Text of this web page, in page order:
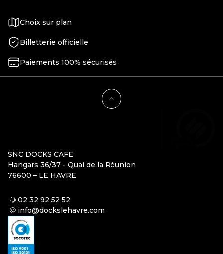
Choix sur plan
Billetterie officielle
Paiements 100% sécurisés
SNC DOCKS CAFE
Hangars 36/37 - Quai de la Réunion
76600 – LE HAVRE
02 32 92 52 52
info@dockslehavre.com